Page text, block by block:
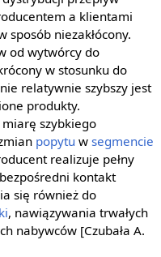
a klientami
sposób niezakłócony.
od wytwórcy do
w stosunku do
relatywnie szybszy jest
produkty.
szybkiego
popytu w segmencie
realizuje pełny
kontakt
się również do
, nawiązywania trwałych
nabywców [Czubała A.